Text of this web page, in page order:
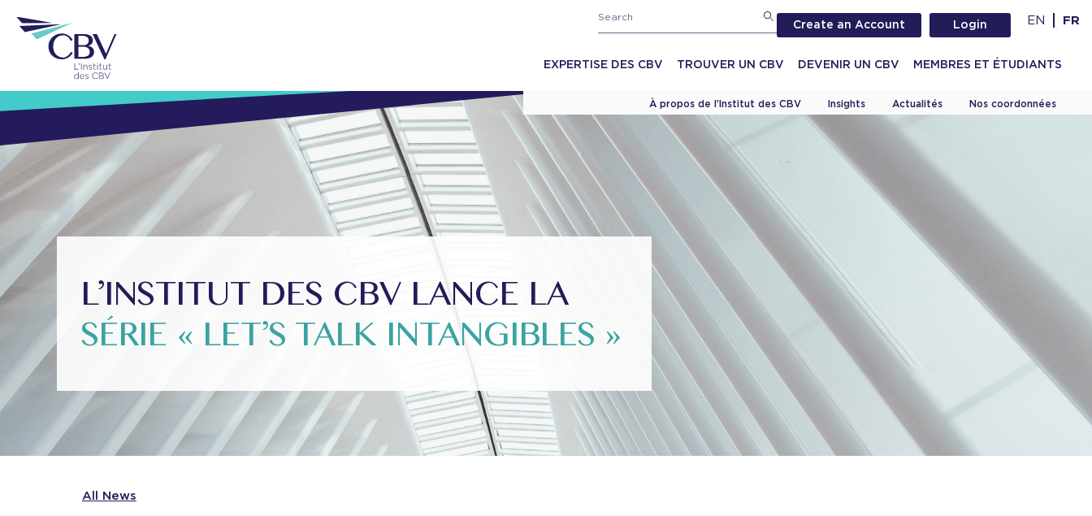
Create an Account Login EN FR
EXPERTISE DES CBV TROUVER UN CBV DEVENIR UN CBV MEMBRES ET ÉTUDIANTS
À propos de l’Institut des CBV Insights Actualités Nos coordonnées
L’INSTITUT DES CBV LANCE LA
SÉRIE « LET’S TALK INTANGIBLES »
All News